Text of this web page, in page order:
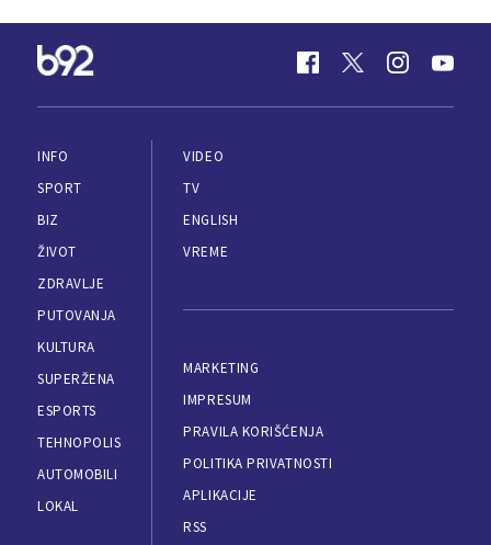
INFO
SPORT
BIZ
ŽIVOT
ZDRAVLJE
PUTOVANJA
KULTURA
SUPERŽENA
ESPORTS
TEHNOPOLIS
AUTOMOBILI
LOKAL
VIDEO
TV
ENGLISH
VREME
MARKETING
IMPRESUM
PRAVILA KORIŠĆENJA
POLITIKA PRIVATNOSTI
APLIKACIJE
RSS